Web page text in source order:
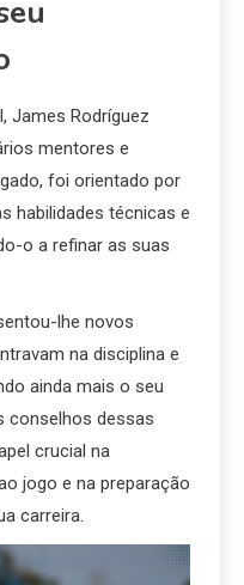
James Rodríguez
mentores e
foi orientado por
habilidades técnicas e
o a refinar as suas
lhe novos
na disciplina e
ainda mais o seu
conselhos dessas
crucial na
jogo e na preparação
carreira.